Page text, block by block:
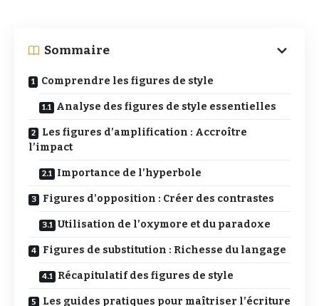
Sommaire
Comprendre les figures de style
Analyse des figures de style essentielles
Les figures d’amplification : Accroître
l’impact
Importance de l’hyperbole
Figures d’opposition : Créer des contrastes
Utilisation de l’oxymore et du paradoxe
Figures de substitution : Richesse du langage
Récapitulatif des figures de style
Les guides pratiques pour maîtriser l’écriture